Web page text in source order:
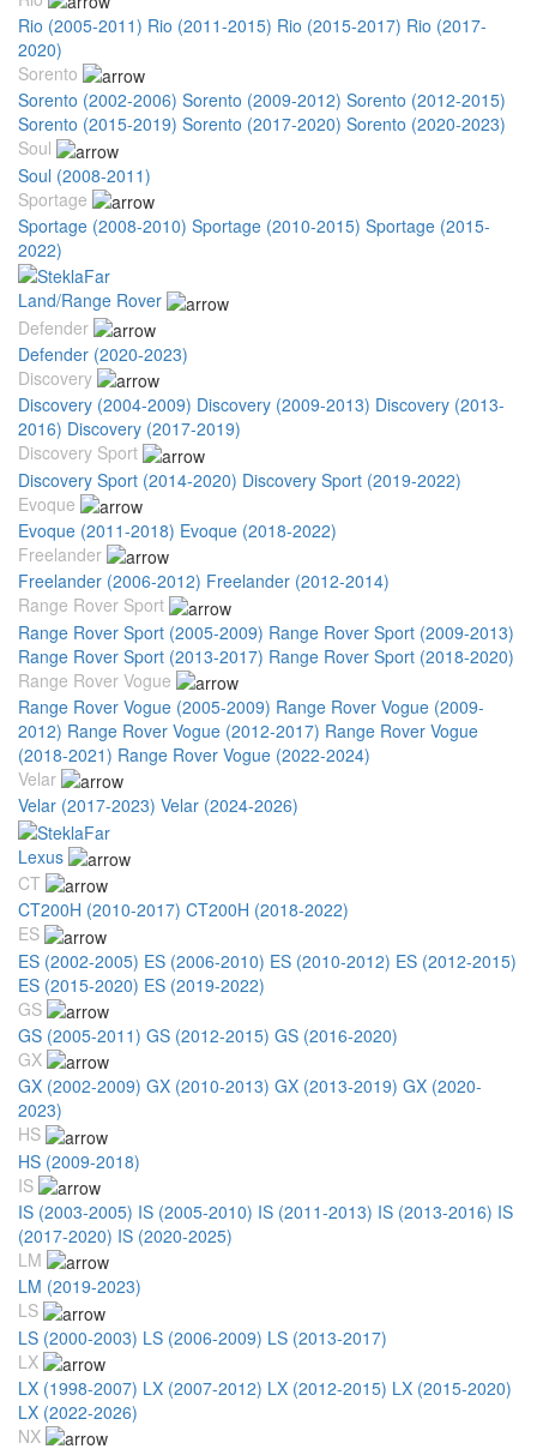
Rio (2005-2011) Rio (2011-2015) Rio (2015-2017) Rio (2017-
2020)
Sorento
Sorento (2002-2006) Sorento (2009-2012) Sorento (2012-2015)
Sorento (2015-2019) Sorento (2017-2020) Sorento (2020-2023)
Soul
Soul (2008-2011)
Sportage
Sportage (2008-2010) Sportage (2010-2015) Sportage (2015-
2022)
Land/Range Rover
Defender
Defender (2020-2023)
Discovery
Discovery (2004-2009) Discovery (2009-2013) Discovery (2013-
2016) Discovery (2017-2019)
Discovery Sport
Discovery Sport (2014-2020) Discovery Sport (2019-2022)
Evoque
Evoque (2011-2018) Evoque (2018-2022)
Freelander
Freelander (2006-2012) Freelander (2012-2014)
Range Rover Sport
Range Rover Sport (2005-2009) Range Rover Sport (2009-2013)
Range Rover Sport (2013-2017) Range Rover Sport (2018-2020)
Range Rover Vogue
Range Rover Vogue (2005-2009) Range Rover Vogue (2009-
2012) Range Rover Vogue (2012-2017) Range Rover Vogue
(2018-2021) Range Rover Vogue (2022-2024)
Velar
Velar (2017-2023) Velar (2024-2026)
Lexus
CT
CT200H (2010-2017) CT200H (2018-2022)
ES
ES (2002-2005) ES (2006-2010) ES (2010-2012) ES (2012-2015)
ES (2015-2020) ES (2019-2022)
GS
GS (2005-2011) GS (2012-2015) GS (2016-2020)
GX
GX (2002-2009) GX (2010-2013) GX (2013-2019) GX (2020-
2023)
HS
HS (2009-2018)
IS
IS (2003-2005) IS (2005-2010) IS (2011-2013) IS (2013-2016) IS
(2017-2020) IS (2020-2025)
LM
LM (2019-2023)
LS
LS (2000-2003) LS (2006-2009) LS (2013-2017)
LX
LX (1998-2007) LX (2007-2012) LX (2012-2015) LX (2015-2020)
LX (2022-2026)
NX